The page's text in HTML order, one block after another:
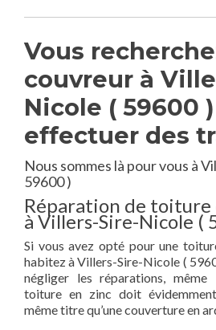
Vous
couvreur à
Nicole ( 59600
effectuer des
Nous sommes là pour vous à
59600 )
Réparation de toiture
à Villers-Sire-Nicole (
Si vous avez opté pour une
habitez à Villers-Sire-Nicole (
négliger les réparations,
toiture en zinc doit
même titre qu’une couverture en